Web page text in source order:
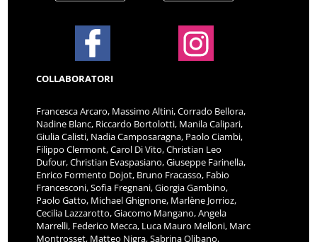
COLLABORATORI
Francesca Arcaro, Massimo Altini, Corrado Bellora,
Nadine Blanc, Riccardo Bortolotti, Manila Calipari,
Giulia Calisti, Nadia Camposaragna, Paolo Ciambi,
Filippo Clermont, Carol Di Vito, Christian Leo
Dufour, Christian Evaspasiano, Giuseppe Farinella,
Enrico Formento Dojot, Bruno Fracasso, Fabio
Francesconi, Sofia Fregnani, Giorgia Gambino,
Paolo Gatto, Michael Ghignone, Marlène Jorrioz,
Cecilia Lazzarotto, Giacomo Mangano, Angela
Marrelli, Federico Mecca, Luca Mauro Melloni, Marc
Montrosset, Matteo Nigra, Sabrina Olibano,